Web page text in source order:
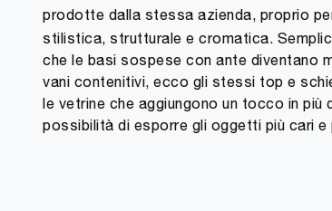
prodotte dalla stessa azienda, proprio
stilistica, strutturale e cromatica.
che le basi sospese con ante diventano
vani contenitivi, ecco gli stessi top e
le vetrine che aggiungono un tocco in
possibilità di esporre gli oggetti più cari e